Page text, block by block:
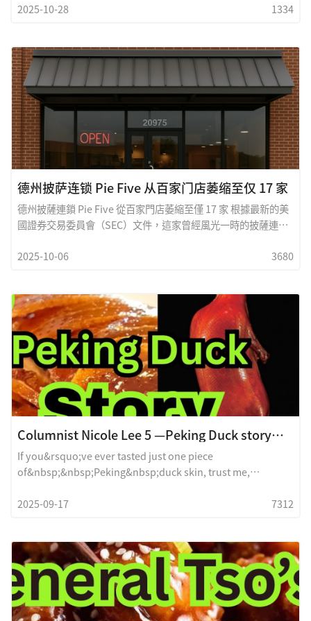
沃斯堡（DFW）地區的北郊新設分店，持續擴大在美國的版圖。
2025-10-28 1334
德州披萨连锁 Pie Five 从百家门店萎缩至仅 17 家
德州披薩連鎖 Pie Five 從百家門店萎縮至僅 17 家 根據最新的美
國證券交易委員會（SEC）文件，這家曾經風光一時的披薩連鎖
今僅剩 17 家。Pie Five 的母公司 Rave Restaurant Group 同時
屬于&ldquo;快餐休閑&rdquo;類型，主打顧客可自定義披薩，
並在五分鍾內出餐。兩家品牌之間存在協同關系
&mdash;&mdash;Rave 還在部分 Pie Five 門店內運營 Pizza
Inn 的&ldquo;幽靈廚房&rdquo;。
2025-10-06 3680
Columnist Nicole Lee 5 —Peking Duck story北京烤鸭的故事！
If you&rsquo;ve ever tasted just one piece
of&nbsp;&nbsp;Peking&nbsp;duck skin, trust me,
crispy, flavorful skin, the way it melts with oil in your
introduce you to the&nbsp;No 1
2025-09-17 7312